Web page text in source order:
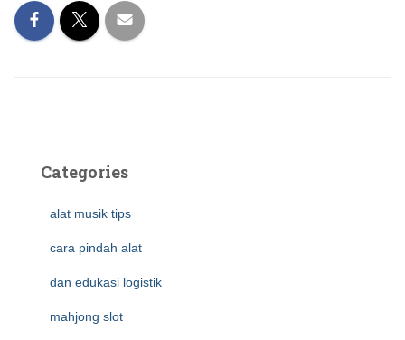
Categories
alat musik tips
cara pindah alat
dan edukasi logistik
mahjong slot